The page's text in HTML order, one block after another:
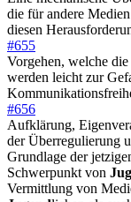
die für andere
diesen
#655
Vorgehen, welche
werden leicht zur
#656
Aufklärung,
der Überregulierung
Grundlage der
Schwerpunkt von
Vermittlung von